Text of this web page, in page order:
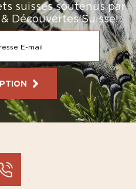
suisses soutenus par
Découvertes Suisse!